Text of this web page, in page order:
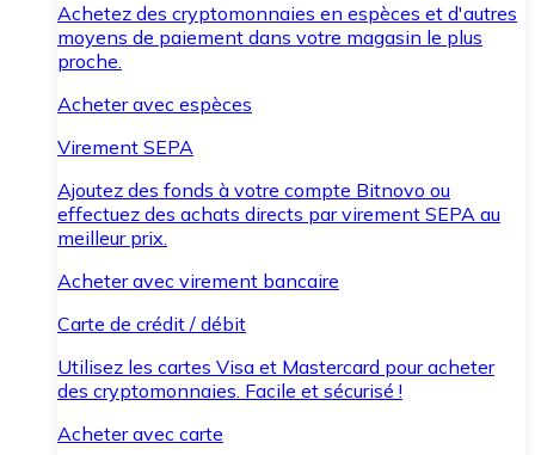
Achetez des cryptomonnaies en espèces et d'autres
moyens de paiement dans votre magasin le plus
proche.
Acheter avec espèces
Virement SEPA
Ajoutez des fonds à votre compte Bitnovo ou
effectuez des achats directs par virement SEPA au
meilleur prix.
Acheter avec virement bancaire
Carte de crédit / débit
Utilisez les cartes Visa et Mastercard pour acheter
des cryptomonnaies. Facile et sécurisé !
Acheter avec carte